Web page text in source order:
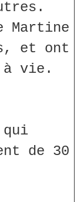
Martine
et ont
à vie.
de 30